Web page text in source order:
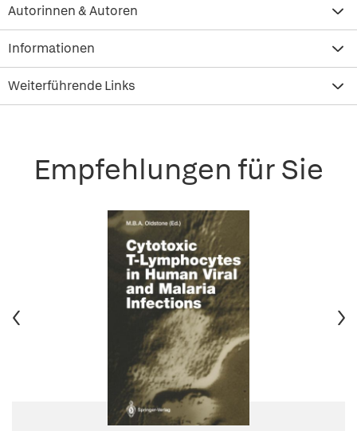
Autorinnen & Autoren
Informationen
Weiterführende Links
Empfehlungen für Sie